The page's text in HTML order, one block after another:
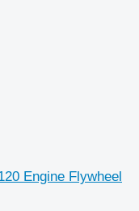
Engine Flywheel